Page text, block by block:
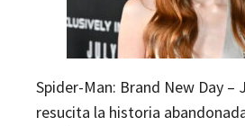
Spider-Man: Brand New Day –
resucita la historia